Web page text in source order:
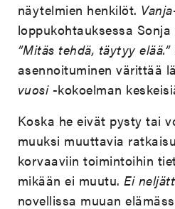
näytelmien henkilöt.
loppukohtauksessa
”Mitäs tehdä, täytyy elää.”
asennoituminen värittää
vuosi-kokoelman
Koska he eivät pysty tai
muuksi muuttavia
korvaaviin toimintoihin
mikään ei muutu.Ei
novellissa muuan